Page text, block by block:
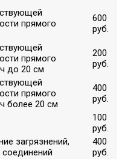
прямого
600
руб.
прямого
до 20 см
200
руб.
прямого
более 20 см
400
руб.
100
руб.
загрязнений,
400
руб.